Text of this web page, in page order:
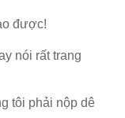
được!
nói rất trang
tôi phải nộp dê